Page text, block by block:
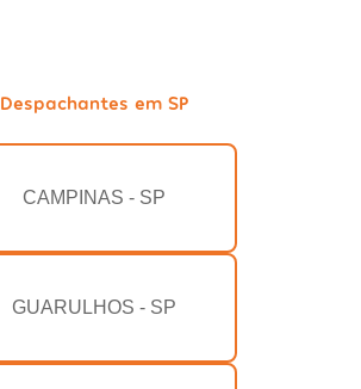
Despachantes em SP
CAMPINAS - SP
GUARULHOS - SP